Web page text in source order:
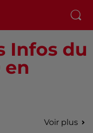
Infos du
en
Voir plus